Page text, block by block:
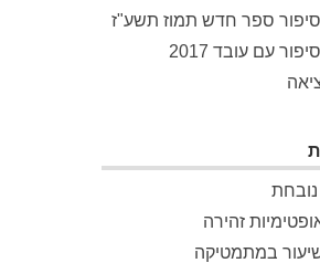
ספר חדש תמוז תשע"ז
עם עובד 2017
נובחת
זהירה
במתמטיקה